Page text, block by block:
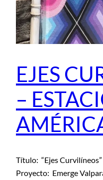
EJES
–
Título: “Ejes
Proyecto: Emerge